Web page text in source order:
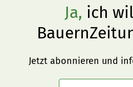
Ja, ich
Jetzt abonnieren und